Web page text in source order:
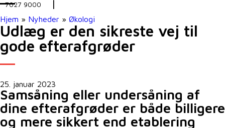
7027 9000
Hjem » Nyheder » Økologi
Udlæg er den sikreste vej til
gode efterafgrøder
25. januar 2023
Samsåning eller undersåning af
dine efterafgrøder er både billigere
og mere sikkert end etablering